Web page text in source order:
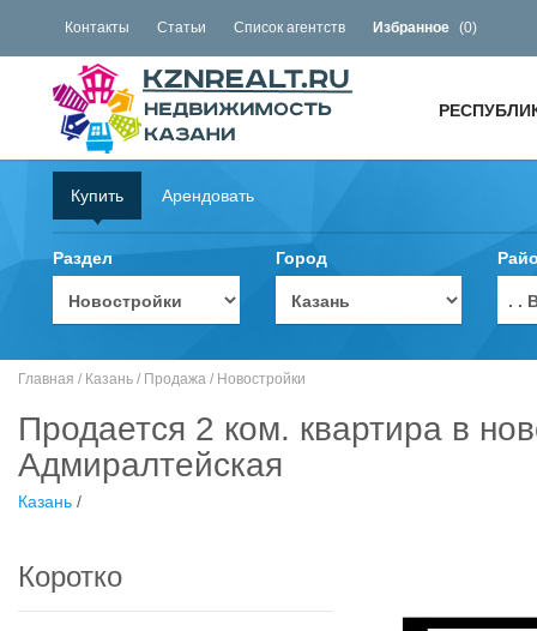
Контакты Статьи Список агентств Избранное (0)
Купить Арендовать
Раздел Город
. .
Главная / Казань / Продажа / Новостройки
Продается 2 ком. квартира в
Адмиралтейская
Казань /
Коротко